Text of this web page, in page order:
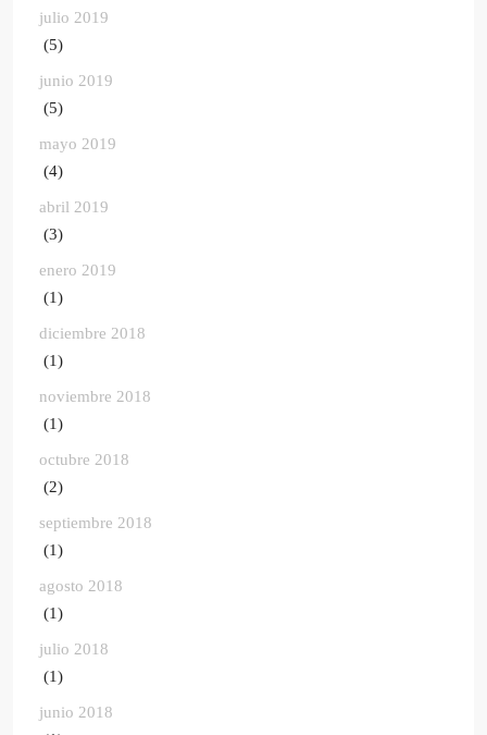
julio 2019
(5)
junio 2019
(5)
mayo 2019
(4)
abril 2019
(3)
enero 2019
(1)
diciembre 2018
(1)
noviembre 2018
(1)
octubre 2018
(2)
septiembre 2018
(1)
agosto 2018
(1)
julio 2018
(1)
junio 2018